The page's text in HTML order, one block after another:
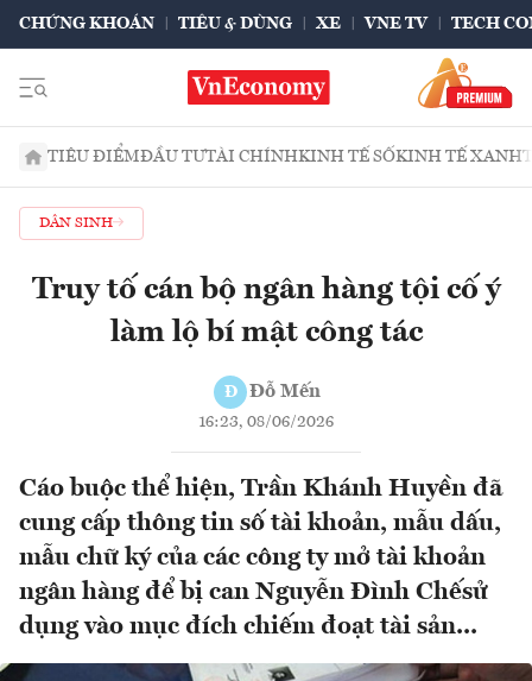
CHỨNG KHOÁN TIÊU & DÙNG XE VNE TV TECH
TIÊU ĐIỂMĐẦU TƯTÀI CHÍNHKINH TẾ SỐKINH TẾ XANH
DÂN SINH
Truy tố cán bộ ngân hàng tội cố ý
làm lộ bí mật công tác
Đ Đỗ Mến
16:23, 08/06/2026
Cáo buộc thể hiện, Trần Khánh Huyền đã
cung cấp thông tin số tài khoản, mẫu dấu,
mẫu chữ ký của các công ty mở tài khoản
ngân hàng để bị can Nguyễn Đình Chếsử
dụng vào mục đích chiếm đoạt tài sản...